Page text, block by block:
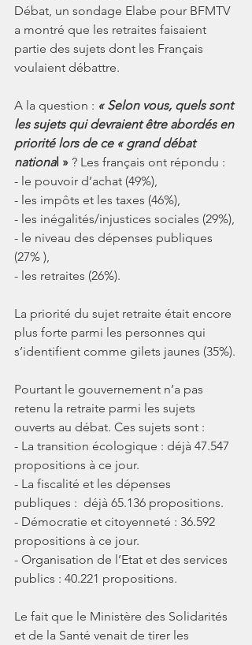
Débat, un sondage Elabe pour BFMTV
a montré que les retraites faisaient
partie des sujets dont les Français
voulaient débattre.
A la question : « Selon vous, quels sont
les sujets qui devraient être abordés en
priorité lors de ce « grand débat
national » ? Les français ont répondu :
- le pouvoir d’achat (49%),
- les impôts et les taxes (46%),
- les inégalités/injustices sociales (29%),
- le niveau des dépenses publiques
(27% ),
- les retraites (26%).
La priorité du sujet retraite était encore
plus forte parmi les personnes qui
s’identifient comme gilets jaunes (35%).
Pourtant le gouvernement n’a pas
retenu la retraite parmi les sujets
ouverts au débat. Ces sujets sont :
- La transition écologique : déjà 47.547
propositions à ce jour.
- La fiscalité et les dépenses
publiques :  déjà 65.136 propositions.
- Démocratie et citoyenneté : 36.592
propositions à ce jour.
- Organisation de l’Etat et des services
publics : 40.221 propositions.
Le fait que le Ministère des Solidarités
et de la Santé venait de tirer les